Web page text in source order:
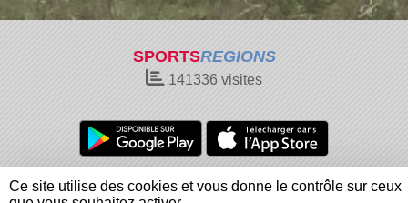
SPORTSREGIONS
141336 visites
Charte cookies
Gestion des cookies
Ce site utilise des cookies et vous donne le contrôle sur ceux